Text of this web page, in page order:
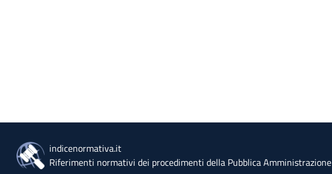
indicenormativa.it
Riferimenti normativi dei procedimenti della Pubblica Amministrazione